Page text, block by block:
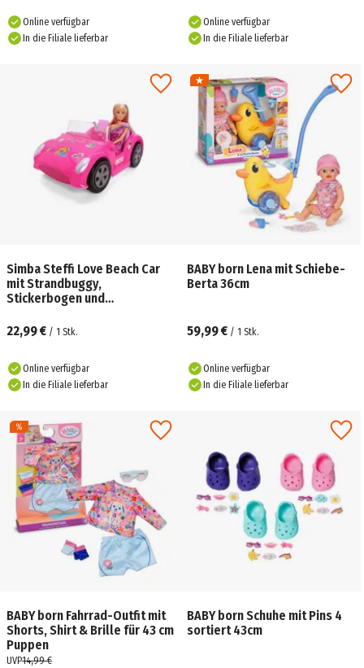
Online verfügbar
In die Filiale lieferbar
Online verfügbar
In die Filiale lieferbar
Simba Steffi Love Beach Car
mit Strandbuggy,
Stickerbogen und
22,99 € / 1 Stk.
Online verfügbar
In die Filiale lieferbar
BABY born Lena mit Schiebe-
Berta 36cm
59,99 € / 1 Stk.
Online verfügbar
In die Filiale lieferbar
BABY born Fahrrad-Outfit mit
Shorts, Shirt & Brille für 43 cm
Puppen
UVP14,99 €
BABY born Schuhe mit Pins 4
sortiert 43cm